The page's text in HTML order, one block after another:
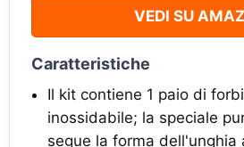
VEDI SU
Caratteristiche
Il kit contiene 1 paio di
inossidabile; la speciale
segue la forma dell'unghia